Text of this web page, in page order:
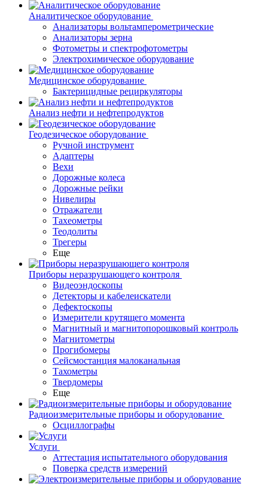
Аналитическое оборудование
Анализаторы вольтамперометрические
Анализаторы зерна
Фотометры и спектрофотометры
Электрохимическое оборудование
Медицинское оборудование
Бактерицидные рециркуляторы
Анализ нефти и нефтепродуктов
Геодезическое оборудование
Ручной инструмент
Адаптеры
Вехи
Дорожные колеса
Дорожные рейки
Нивелиры
Отражатели
Тахеометры
Теодолиты
Трегеры
Еще
Приборы неразрушающего контроля
Видеоэндоскопы
Детекторы и кабелеискатели
Дефектоскопы
Измерители крутящего момента
Магнитный и магнитопорошковый контроль
Магнитометры
Прогибомеры
Сейсмостанция малоканальная
Тахометры
Твердомеры
Еще
Радиоизмерительные приборы и оборудование
Осциллографы
Услуги
Аттестация испытательного оборудования
Поверка средств измерений